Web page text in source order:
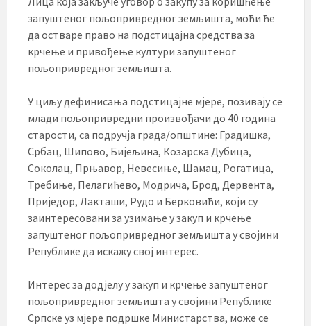
запуштеног пољопривредног земљишта, моћи ће
да остваре право на подстицајна средства за
крчење и привођење култури запуштеног
пољопривредног земљишта.
У циљу дефинисања подстицајне мјере, позивају се
млади пољопривредни произвођачи до 40 година
старости, са подручја града/општине: Градишка,
Србац, Шипово, Бијељина, Козарска Дубица,
Соколац, Прњавор, Невесиње, Шамац, Рогатица,
Требиње, Пелагићево, Модрича, Брод, Дервента,
Приједор, Лакташи, Рудо и Берковићи, који су
заинтересовани за узимање у закуп и крчење
запуштеног пољопривредног земљишта у својини
Републике да искажу свој интерес.
Интерес за додјелу у закуп и крчење запуштеног
пољопривредног земљишта у својини Републике
Српске уз мјере подршке Министарства, може се